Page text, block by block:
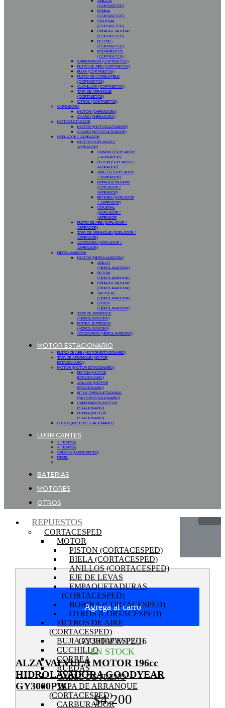
(CORTASETOS)
BOBINA
(CORTASETOS)
CIGUEÑAL
(CORTASETOS)
EMPAQUETADURAS
(CORTASETOS)
RETENES
(CORTASETOS)
RODAMIENTOS
(CORTASETOS)
CARBURADOR (CORTASETOS)
FILTRO DE AIRE (CORTASETOS)
BUJIA (CORTASETOS)
FILTRO DE COMBUSTIBLE
(CORTASETOS)
CUCHILLOS (CORTASETOS)
TAPA DE ARRANQUE
(CORTASETOS)
OTROS (CORTASETOS)
CHIPEADORA
MOTOR (CHIPEADORA)
CHASIS (CHIPEADORA)
MOTOCULTIVADOR
MOTOR (MOTOCULTIVADOR)
CHASIS (MOTOCULTIVADOR)
SOPLADOR / ASPIRADOR
MOTOR (SOPLADOR /
ASPIRADOR)
CILINDRO (SOPLADOR
/ ASPIRADOR)
PISTON (SOPLADOR /
ASPIRADOR)
ANILLOS (SOPLADOR
/ ASPIRADOR)
EMPAQUETADURAS
(SOPLADOR /
ASPIRADOR)
RETENES (SOPLADOR
/ ASPIRADOR)
CIGUEÑAL
(SOPLADOR /
ASPIRADOR
FILTRO DE AIRE (SOPLADOR /
ASPIRADOR)
TAPA DE ARRANQUE (SOPLADOR /
ASPIRADOR)
ACCESORIO (SOPLADOR /
ASPIRADOR)
HIDROLAVADORA
MOTOR (HIDROLAVADORA)
ANILLO
(HIDROLAVADORA)
PISTON
(HIDROLAVADORA)
EMPAQUETADURAS
(HIDROLAVADORA)
VALVULAS
(HIDROLAVADORA)
OTROS
(HIDROLAVADORA)
TAPA DE ARRANQUE
(HIDROLAVADORA)
BOMBA DE PRESION
(HIDROLAVADORA)
ACCESORIOS (HIDROLAVADORA)
MOTOR ESTACIONARIO
FILTRO DE AIRE (MOTOR ESTACIONARIO)
TAPA DE ARRANQUE (MOTOR
ESTACIONARIO)
MOTOR (MOTOR ESTACIONARIO)
PISTON (MOTOR
ESTACIONARIO)
ANILLOS (MOTOR
ESTACIONARIO)
KIT DE EMPAQUETADURAS
(MOTOR ESTACIONARIO)
CARBURADOR (MOTOR
ESTACIONARIO)
BOBINA (MOTOR
ESTACIONARIO)
OTROS (MOTOR ESTACIONARIO)
LUBRICANTES
2 TIEMPOS
4 TIEMPOS
CADENA (LUBRICANTES)
DIESEL
BATERIAS
MOTORES
OTROS
REPUESTOS
CORTACESPED
MOTOR
PISTON (CORTACESPED)
BIELA (CORTACESPED)
ANILLOS (CORTACESPED)
EJE DE LEVAS
EMPAQUETADURAS
(CORTACESPED)
BOBINA (CORTACESPED)
OTROS (CORTACESPED)
FILTROS DE AIRE
(CORTACESPED)
BUJIA (CORTACESPED)
CUCHILLO
CORREA
RUEDAS
CABLE DE FRENO
TAPA DE ARRANQUE
(CORTACESPED)
CARBURADOR
Agrega al carro
GY3000PW/P2/16
EN STOCK
ALZA VALVULA MOTOR 196cc
HIDROLAVADORA GOODYEAR
GY3000PW
$4.200